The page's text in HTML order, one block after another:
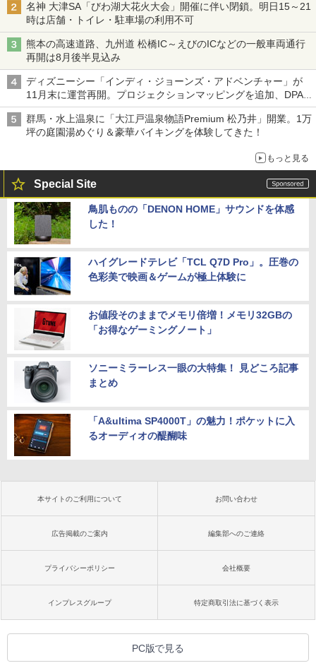
名神 大津SA「びわ湖大花火大会」開催に伴い閉鎖。明日15～21
時は店舗・トイレ・駐車場の利用不可
熊本の高速道路、九州道 松橋IC～えびのICなどの一般車両通行
再開は8月後半見込み
ディズニーシー「インディ・ジョーンズ・アドベンチャー」が
11月末に運営再開。プロジェクションマッピングを追加、DPA
は1500円
群馬・水上温泉に「大江戸温泉物語Premium 松乃井」開業。1万
坪の庭園湯めぐり＆豪華バイキングを体験してきた！
もっと見る
Special Site
鳥肌ものの「DENON HOME」サウンドを体感
した！
ハイグレードテレビ「TCL Q7D Pro」。圧巻の
色彩美で映画＆ゲームが極上体験に
お値段そのままでメモリ倍増！メモリ32GBの
「お得なゲーミングノート」
ソニーミラーレス一眼の大特集！ 見どころ記事
まとめ
「A&ultima SP4000T」の魅力！ポケットに入
るオーディオの醍醐味
本サイトのご利用について お問い合わせ
広告掲載のご案内 編集部へのご連絡
プライバシーポリシー 会社概要
インプレスグループ 特定商取引法に基づく表示
PC版で見る